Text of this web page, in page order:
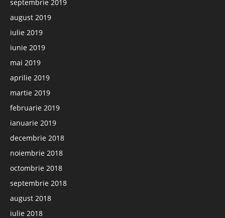
septembrie 2019
august 2019
iulie 2019
iunie 2019
mai 2019
aprilie 2019
martie 2019
februarie 2019
ianuarie 2019
decembrie 2018
noiembrie 2018
octombrie 2018
septembrie 2018
august 2018
iulie 2018